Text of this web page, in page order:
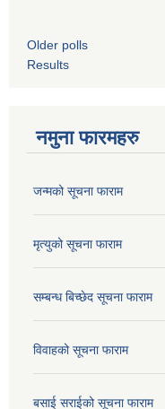
Older polls
Results
नमुना फारमहरु
जन्मको सूचना फाराम
मृत्युको सूचना फाराम
सम्बन्ध बिच्छेद सूचना फाराम
विवाहको सूचना फाराम
बसाई सराईको सूचना फाराम